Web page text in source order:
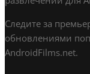
Следите за
обновлениями
AndroidFilms.net.